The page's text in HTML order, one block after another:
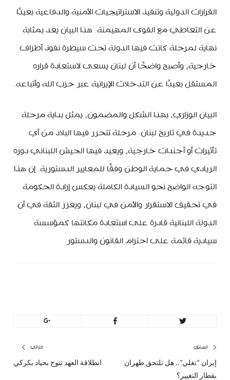
القرارات الدولية وتنفيذ الاستراتيجيات الأمنية والدفاعية بعيدًا
عن التعاطي مع القوى المهيمنة. هذا البيان يعد بمثابة
نهاية لمرحلة كانت فيها الدولة تحت سيطرة نفوذ أطراف
خارجية، وأصبح واضحًا أن لبنان يسعى لاستعادة قراره
المستقل بعيدًا عن التدخلات الإيرانية عبر حزب الله وأتباعه.
البيان الوزاري، بهذا الشكل والمضمون، يمثل بداية مرحلة
جديدة في تاريخ لبنان. مرحلة تتحرر فيها البلاد من أي
تأثيرات أو أجندات خارجية، ويعيد فيها الجيش اللبناني دوره
الريادي في حماية الوطن وفقًا للمعايير الدستورية. إن هذا
التوجه الواضح نحو السيادة الكاملة يعكس إرادة الحكومة
في تحقيق الاستقرار والأمن في لبنان، ويعزز الثقة في أن
الدولة اللبنانية قادرة على استعادة مكانتها كمؤسسة
سيادية قائمة على احترام القانون والدستور.
تصفّح
المقالات
السابق
المقال
إيران “تغلي”.. هل تلتحق طهران
بقطار التغيير؟
التالي
انطلاقة العهد تتوج بحياد بكركي